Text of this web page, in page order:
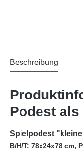
Beschreibung
Podest
Spielpodest
B/H/T: 78x24x78